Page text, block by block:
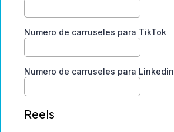
Numero de carruseles para TikTok
Numero de carruseles para Linkedin
Reels